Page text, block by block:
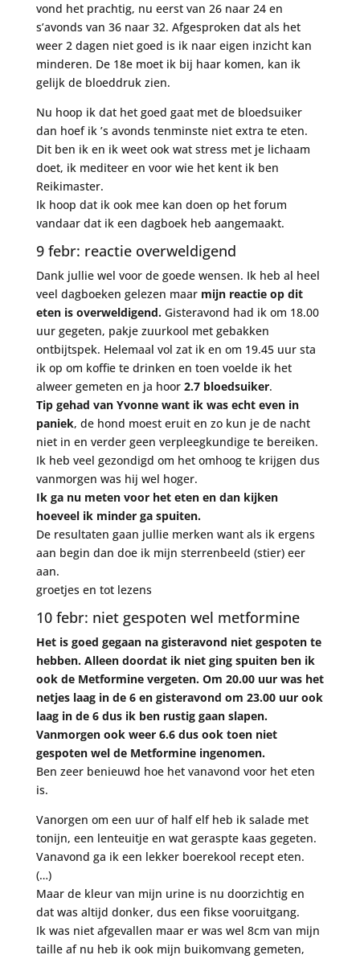
vond het prachtig, nu eerst van 26 naar 24 en
s’avonds van 36 naar 32. Afgesproken dat als het
weer 2 dagen niet goed is ik naar eigen inzicht kan
minderen. De 18e moet ik bij haar komen, kan ik
gelijk de bloeddruk zien.
Nu hoop ik dat het goed gaat met de bloedsuiker
dan hoef ik ’s avonds tenminste niet extra te eten.
Dit ben ik en ik weet ook wat stress met je lichaam
doet, ik mediteer en voor wie het kent ik ben
Reikimaster.
Ik hoop dat ik ook mee kan doen op het forum
vandaar dat ik een dagboek heb aangemaakt.
9 febr: reactie overweldigend
Dank jullie wel voor de goede wensen. Ik heb al heel
veel dagboeken gelezen maar mijn reactie op dit
eten is overweldigend.Gisteravond had ik om 18.00
uur gegeten, pakje zuurkool met gebakken
ontbijtspek. Helemaal vol zat ik en om 19.45 uur sta
ik op om koffie te drinken en toen voelde ik het
alweer gemeten en ja hoor2.7 bloedsuiker.
Tip gehad van Yvonne want ik was echt even in
paniek, de hond moest eruit en zo kun je de nacht
niet in en verder geen verpleegkundige te bereiken.
Ik heb veel gezondigd om het omhoog te krijgen dus
vanmorgen was hij wel hoger.
Ik ga nu meten voor het eten en dan kijken
hoeveel ik minder ga spuiten.
De resultaten gaan jullie merken want als ik ergens
aan begin dan doe ik mijn sterrenbeeld (stier) eer
aan.
groetjes en tot lezens
10 febr: niet gespoten wel metformine
Het is goed gegaan na gisteravond niet gespoten te
hebben. Alleen doordat ik niet ging spuiten ben ik
ook de Metformine vergeten. Om 20.00 uur was het
netjes laag in de 6 en gisteravond om 23.00 uur ook
laag in de 6 dus ik ben rustig gaan slapen.
Vanmorgen ook weer 6.6 dus ook toen niet
gespoten wel de Metformine ingenomen.
Ben zeer benieuwd hoe het vanavond voor het eten
is.
Vanorgen om een uur of half elf heb ik salade met
tonijn, een lenteuitje en wat geraspte kaas gegeten.
Vanavond ga ik een lekker boerekool recept eten.
(…)
Maar de kleur van mijn urine is nu doorzichtig en
dat was altijd donker, dus een fikse vooruitgang.
Ik was niet afgevallen maar er was wel 8cm van mijn
taille af nu heb ik ook mijn buikomvang gemeten,